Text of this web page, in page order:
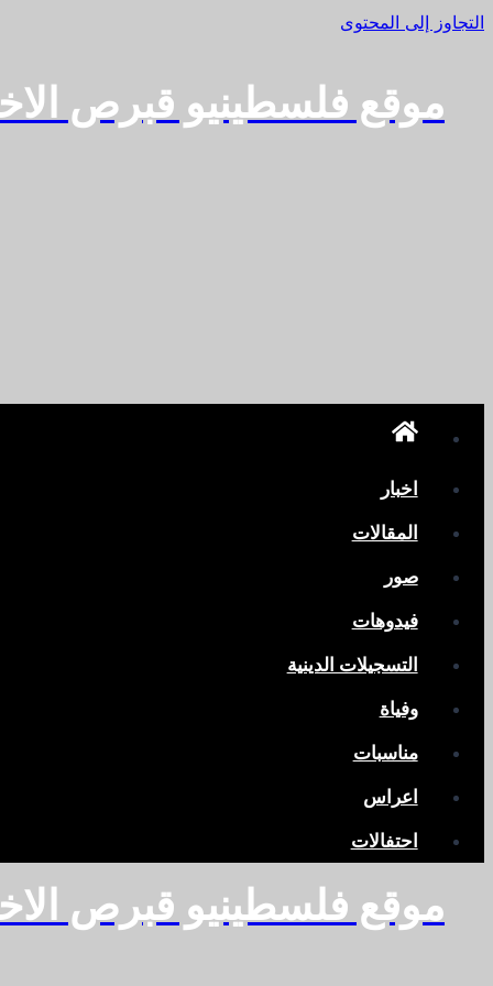
التجاوز إلى المحتوى
موقع فلسطينيو قبرص
اخبار
المقالات
صور
فيدوهات
التسجيلات الدينية
وفياة
مناسبات
اعراس
احتفالات
موقع فلسطينيو قبرص